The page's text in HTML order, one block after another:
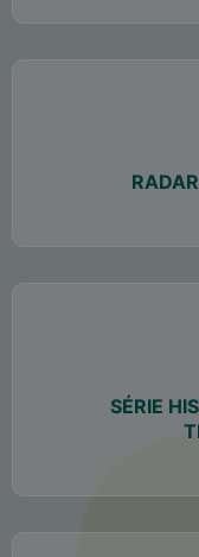
SÉRIE